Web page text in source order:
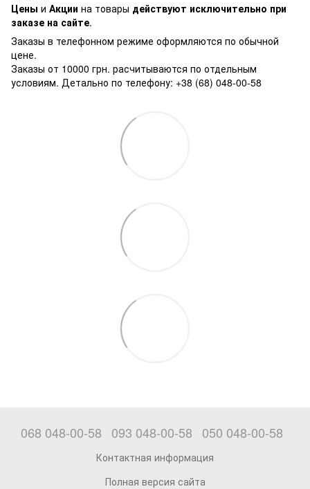
Цены и Акции на товары действуют исключительно при
заказе на сайте.
Заказы в телефонном режиме оформляются по обычной
цене.
Заказы от 10000 грн. расчитываются по отдельным
условиям. Детально по телефону: +38 (68) 048-00-58
068 048-00-58 093 048-00-58 050 048-00-58
Контактная информация
Полная версия сайта